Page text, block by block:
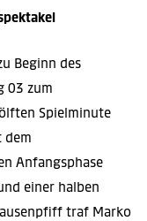
Beginn des
03 zum
Spielminute
dem
Anfangsphase
einer halben
traf Marko